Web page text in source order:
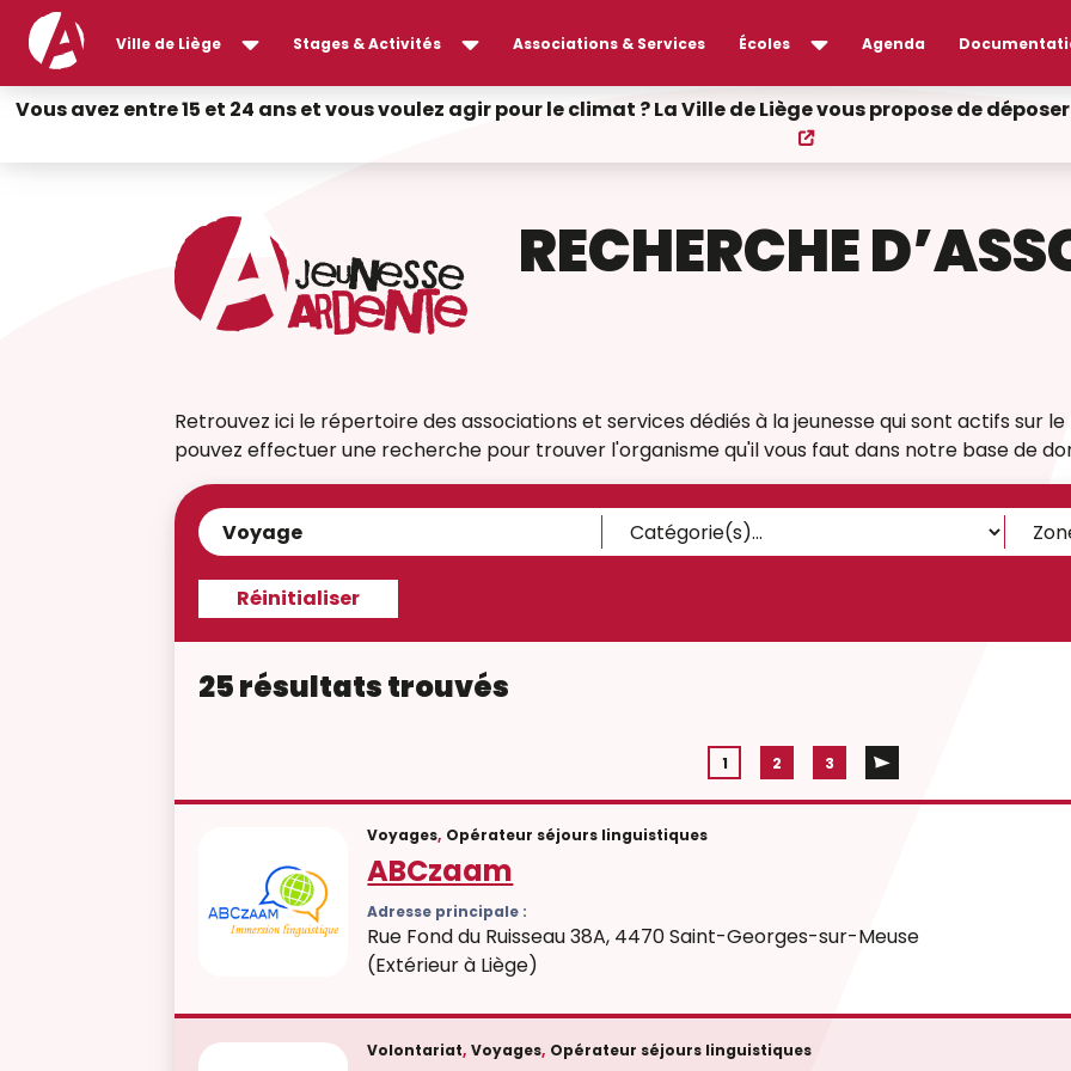
Ville de Liège Stages & Activités Associations & Services Écoles Agenda
Vous avez entre 15 et 24 ans et vous voulez agir pour le climat ? La Ville de Liège vous propose de
RECHERCHE
Retrouvez ici le répertoire des associations et services dédiés à la jeunesse qui sont actifs sur
pouvez effectuer une recherche pour trouver l'organisme qu'il vous faut dans notre base de
25 résultats trouvés
1 2 3
Voyages, Opérateur séjours linguistiques
ABCzaam
Adresse principale :
Rue Fond du Ruisseau 38A, 4470 Saint-Georges-sur-Meuse
(Extérieur à Liège)
Volontariat, Voyages, Opérateur séjours linguistiques